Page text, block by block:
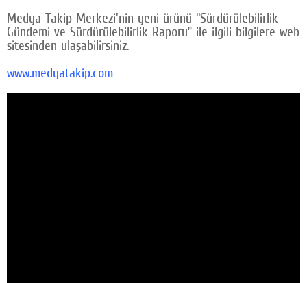
Medya Takip Merkezi'nin yeni ürünü “Sürdürülebilirlik
Gündemi ve Sürdürülebilirlik Raporu” ile ilgili bilgilere web
sitesinden ulaşabilirsiniz.
www.medyatakip.com